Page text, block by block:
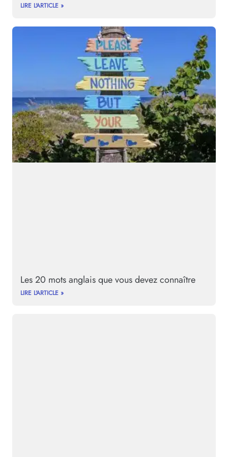
LIRE L'ARTICLE »
Les 20 mots anglais que vous devez connaître
LIRE L'ARTICLE »